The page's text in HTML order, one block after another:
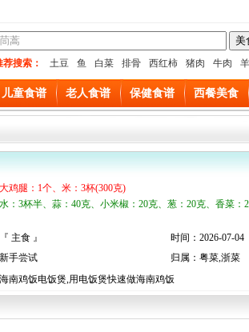
荐搜索： 土豆 鱼 白菜 排骨 西红柿 猪肉 牛肉
儿童食谱 老人食谱 保健食谱 西餐美食
大鸡腿：1个、米：3杯(300克)
水：3杯半、蒜：40克、小米椒：20克、葱：20克、香菜：
主食 』
时间：2026-07-04
手尝试
归属：粤菜,浙菜
南鸡饭电饭煲,用电饭煲快速做海南鸡饭